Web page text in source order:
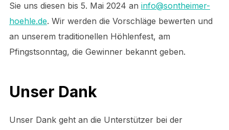
Sie uns diesen bis 5. Mai 2024 an info@sontheimer-
hoehle.de. Wir werden die Vorschläge bewerten und
an unserem traditionellen Höhlenfest, am
Pfingstsonntag, die Gewinner bekannt geben.
Unser Dank
Unser Dank geht an die Unterstützer bei der